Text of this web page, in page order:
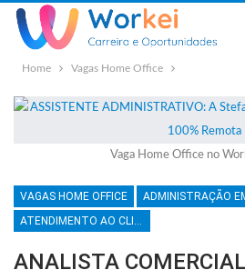
Home Vagas Home Office
Vaga Home Office no
VAGAS HOME OFFICE
ATENDIMENTO AO CLIENTE
ANALISTA